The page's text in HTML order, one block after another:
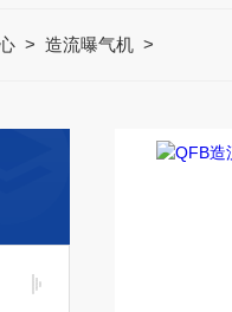
> 造流曝气机>